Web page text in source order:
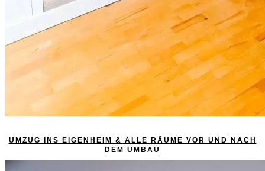
UMZUG INS EIGENHEIM & ALLE RÄUME VOR UND NACH
DEM UMBAU